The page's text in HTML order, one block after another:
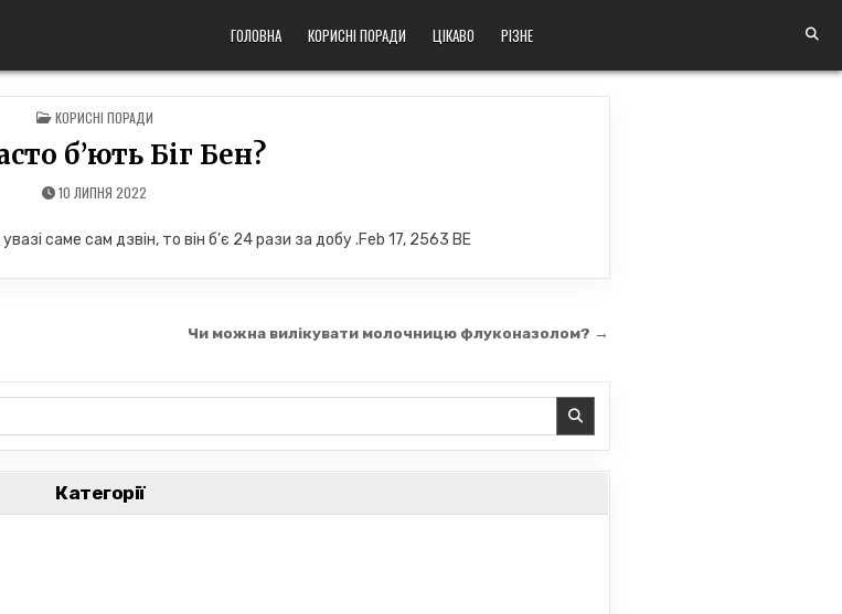
ГОЛОВНА КОРИСНІ ПОРАДИ ЦІКАВО РІЗНЕ
POSTED
IN
КОРИСНІ ПОРАДИ
б’ють Біг Бен?
10 ЛИПНЯ 2022
саме сам дзвін, то він б’є 24 рази за добу .Feb 17, 2563 BE
Чи можна вилікувати молочницю флуконазолом? →
Категорії